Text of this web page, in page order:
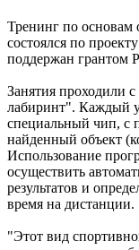
Тренинг по основам
состоялся по
поддержан грантом
Занятия проходили
лабиринт". Каждый
специальный чип, с
найденный объект
Использование
осуществить
результатов и
время на дистанции.
"Этот вид